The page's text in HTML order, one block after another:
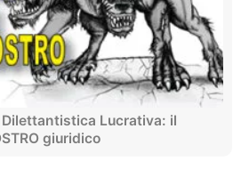
Lucrativa: il
giuridico